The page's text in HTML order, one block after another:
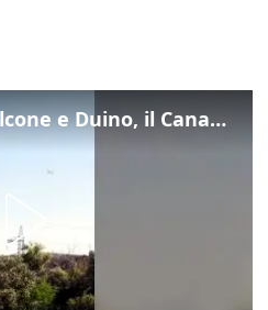
Incendio tra Monfalcone e Duino, il Canadair in azione per fermare le fiamme sul fronte dell’A4